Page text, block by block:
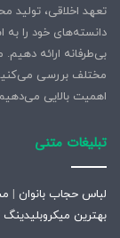
دانسته‌های خود را به
بی‌طرفانه ارائه
مختلف بررسی
اهمیت بالایی
تبلیغات متنی
لباس حجاب بانوان |
بهترین